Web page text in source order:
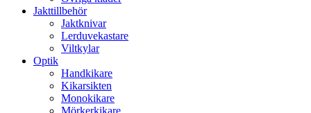
Jakttillbehör
Jaktknivar
Lerduvekastare
Viltkylar
Optik
Handkikare
Kikarsikten
Monokikare